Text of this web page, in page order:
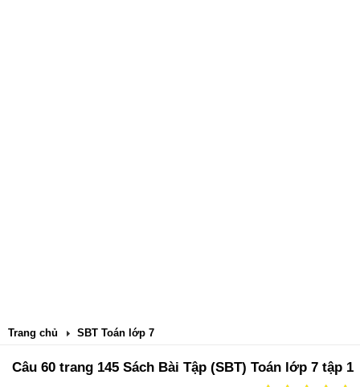
Trang chủ SBT Toán lớp 7
Câu 60 trang 145 Sách Bài Tập (SBT) Toán lớp 7 tập 1